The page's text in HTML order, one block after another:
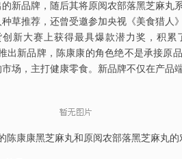
新品牌，随后其将原阅农部落黑芝麻丸
草推荐，还曾受邀参加央视《美食猎人
新大赛上获得最具爆款潜力奖，积累
出新品牌，陈康康的角色绝不是承接原
场，主打健康零食。新品牌不仅在产品
陈康康黑芝麻丸和原阅农部落黑芝麻丸的